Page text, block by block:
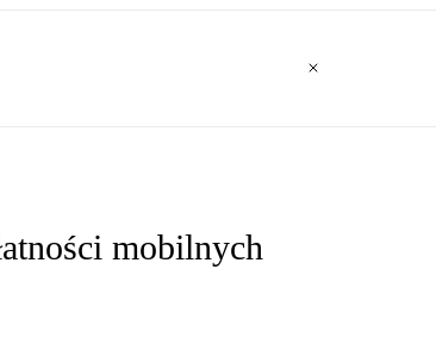
mobilnych